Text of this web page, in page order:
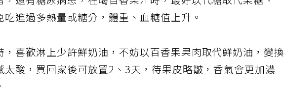
還有糖尿病患，在喝百香果汁時，最好以代糖取代果糖、
吃進過多熱量或糖分，體重、血糖值上升。
，喜歡淋上少許鮮奶油，不妨以百香果果肉取代鮮奶油，變換
太酸，買回家後可放置2、3天，待果皮略皺，香氣會更加濃